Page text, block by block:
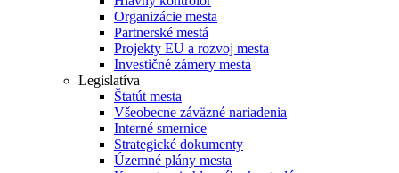
Organizácie mesta
Partnerské mestá
Projekty EU a rozvoj mesta
Investičné zámery mesta
Legislatíva
Štatút mesta
Všeobecne záväzné nariadenia
Interné smernice
Strategické dokumenty
Územné plány mesta